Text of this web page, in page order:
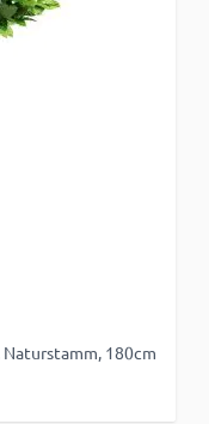
180cm